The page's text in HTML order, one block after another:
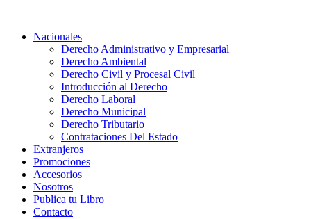
Nacionales
Derecho Administrativo y Empresarial
Derecho Ambiental
Derecho Civil y Procesal Civil
Introducción al Derecho
Derecho Laboral
Derecho Municipal
Derecho Tributario
Contrataciones Del Estado
Extranjeros
Promociones
Accesorios
Nosotros
Publica tu Libro
Contacto